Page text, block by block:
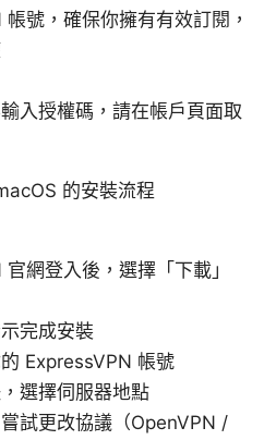
號，確保你擁有有效訂閱，
入授權碼，請在帳戶頁面取
的安裝流程
網登入後，選擇「下載」
完成安裝
ExpressVPN 帳號
選擇伺服器地點
試更改協議（OpenVPN /